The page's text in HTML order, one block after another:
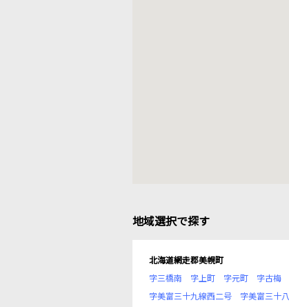
地域選択で探す
北海道網走郡美幌町
字三橋南
字上町 字元町 字古梅
字美富三十九線西二号
字美富三十